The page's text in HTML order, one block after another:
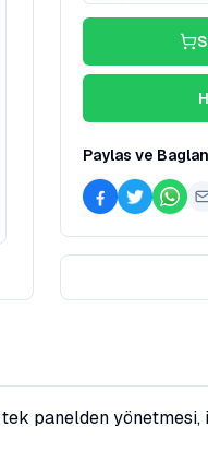
Paylas ve Baglan
panelden yönetmesi,